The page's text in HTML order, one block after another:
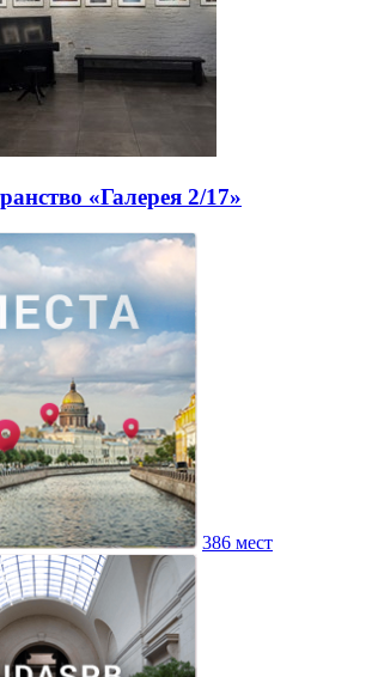
«Галерея 2/17»
386 мест